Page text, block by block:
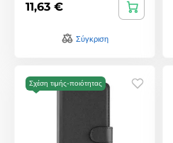
11,63 €
Σύγκριση
Σχέση τιμής-ποιότητας